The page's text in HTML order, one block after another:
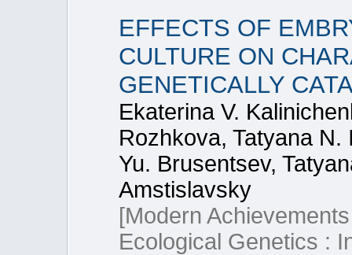
EFFECTS OF
CULTURE ON
GENETICALLY
Ekaterina V.
Rozhkova, Tatyana N.
Yu. Brusentsev,
Amstislavsky
[Modern
Ecological Genetics :